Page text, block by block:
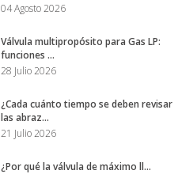
04 Agosto 2026
Válvula multipropósito para Gas LP:
funciones ...
28 Julio 2026
¿Cada cuánto tiempo se deben revisar
las abraz...
21 Julio 2026
¿Por qué la válvula de máximo ll...